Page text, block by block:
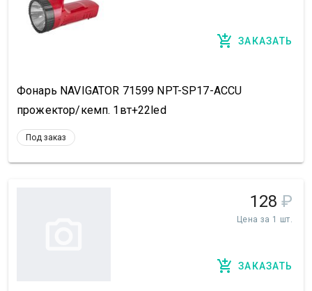
ЗАКАЗАТЬ
Фонарь NAVIGATOR 71599 NPT-SP17-ACCU
прожектор/кемп. 1вт+22led
Под заказ
128 ₽
Цена за 1 шт.
ЗАКАЗАТЬ